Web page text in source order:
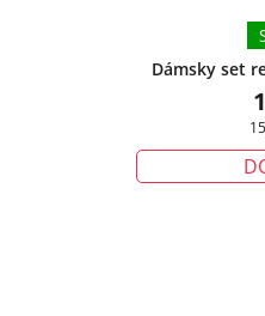
Dámsky set
náušnice v